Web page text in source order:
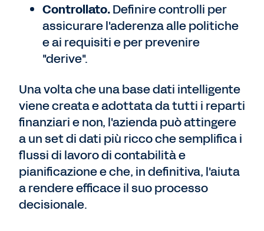
Controllato.Definire controlli per
assicurare l'aderenza alle politiche
e ai requisiti e per prevenire
"derive".
Una volta che una base dati intelligente
viene creata e adottata da tutti i reparti
finanziari e non, l'azienda può attingere
a un set di dati più ricco che semplifica i
flussi di lavoro di contabilità e
pianificazione e che, in definitiva, l'aiuta
a rendere efficace il suo processo
decisionale.